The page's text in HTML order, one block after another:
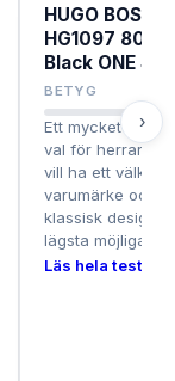
HUGO BOSS
HG1097 807
Black ONE
BETYG
Ett mycket
val för herrar
vill ha ett välkänt
varumärke och
klassisk design
lägsta möjliga
Läs hela testet ›
›